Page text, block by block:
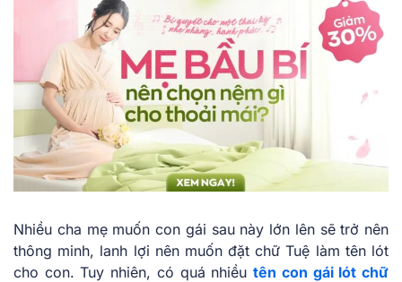
Nhiều cha mẹ muốn con gái sau này lớn lên sẽ trở nên
thông minh, lanh lợi nên muốn đặt chữ Tuệ làm tên lót
cho con. Tuy nhiên, có quá nhiều tên con gái lót chữ